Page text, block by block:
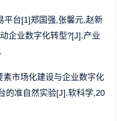
平台[1]郑国强,张馨元,赵新
企业数字化转型?[J].产业
素市场化建设与企业数字化
准自然实验[J].软科学,20